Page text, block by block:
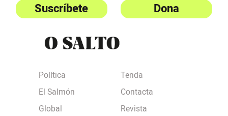
Suscríbete Dona
Política
El Salmón
Global
Tenda
Contacta
Revista